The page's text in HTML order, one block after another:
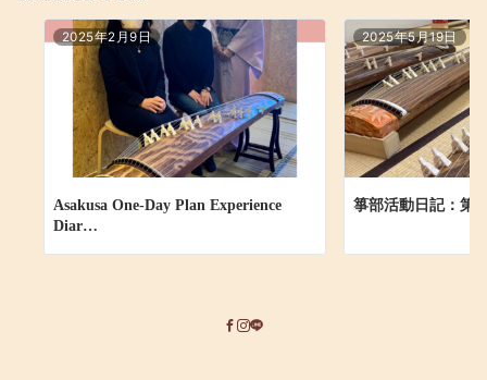
2025年2月9日
Asakusa One-Day Plan Experience
Diar…
2025年5月19日
箏部活動日記：第1